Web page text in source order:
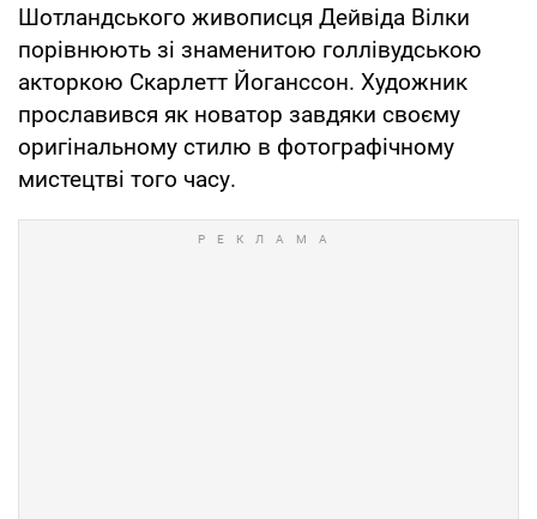
Шотландського живописця Дейвіда Вілки
порівнюють зі знаменитою голлівудською
акторкою Скарлетт Йоганссон. Художник
прославився як новатор завдяки своєму
оригінальному стилю в фотографічному
мистецтві того часу.